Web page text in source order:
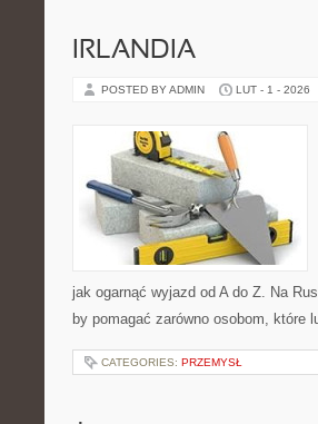
IRLANDIA
POSTED BY ADMIN LUT - 1 - 2026
jak ogarnąć wyjazd od A do Z. Na
by pomagać zarówno osobom, które
CATEGORIES: PRZEMYSŁ